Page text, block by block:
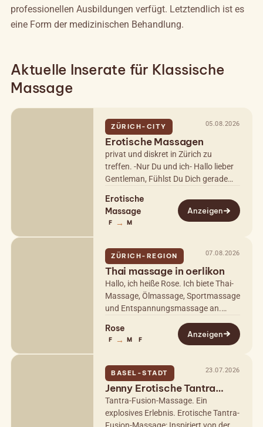
professionellen Ausbildungen verfügt. Letztendlich ist es
eine Form der medizinischen Behandlung.
Aktuelle Inserate für Klassische
Massage
ZÜRICH-CITY 05.08.2026
Erotische Massagen
privat und diskret in Zürich zu
treffen. -Nur Du und ich- Hallo lieber
Gentleman, Fühlst Du Dich gerade
einfach etwas Abwechslung? Ich
biete…
Erotische
Massage
F → M
Anzeigen
ZÜRICH-REGION 07.08.2026
Thai massage in oerlikon
Hallo, ich heiße Rose. Ich biete Thai-
Massage, Ölmassage, Sportmassage
und Entspannungsmassage an.
und ist sehr sauber. Ich freue mich…
Rose
F → M F
Anzeigen
BASEL-STADT 23.07.2026
Jenny Erotische Tantra
massage fusion
Tantra-Fusion-Massage. Ein
explosives Erlebnis. Erotische Tantra-